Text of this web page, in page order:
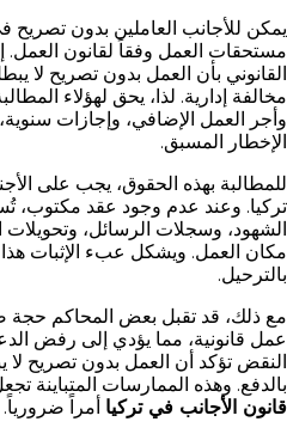
يمكن للأجانب العاملين بدون تصريح
مستحقات العمل وفقاً لقانون العمل.
القانوني بأن العمل بدون تصريح لا
مخالفة إدارية. لذا، يحق لهؤلاء
وأجر العمل الإضافي، وإجازات
الإخطار المسبق.
للمطالبة بهذه الحقوق، يجب على
تركيا. وعند عدم وجود عقد مكتوب،
الشهود، وسجلات الرسائل، وتحويلات
مكان العمل. ويشكل عبء الإثبات هذا
بالترحيل.
مع ذلك، قد تقبل بعض المحاكم حجة
عمل قانونية، مما يؤدي إلى رفض
النقض تؤكد أن العمل بدون تصريح
بالدفع. وهذه الممارسات المتباينة
قانون الأجانب في تركيا أمراً ضرورياً.